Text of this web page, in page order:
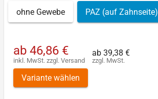
ohne Gewebe PAZ (auf Zahnseite)
ab 46,86 €
inkl. MwSt. zzgl. Versand
ab 39,38 €
zzgl. MwSt.
Variante wählen